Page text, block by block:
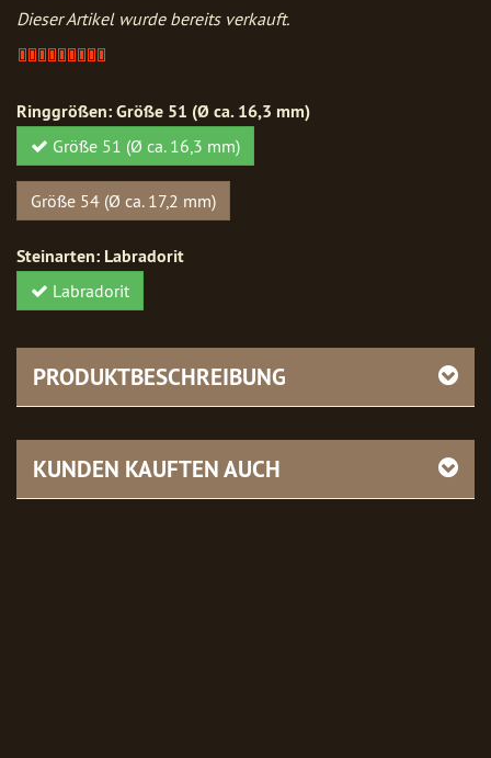
Dieser Artikel wurde bereits verkauft.
bitte
Ringgrößen:Größe 51 (Ø ca. 16,3 mm)
Größe 51 (Ø ca. 16,3 mm)
Größe 54 (Ø ca. 17,2 mm)
Steinarten: Labradorit
Labradorit
PRODUKTBESCHREIBUNG
KUNDEN KAUFTEN AUCH